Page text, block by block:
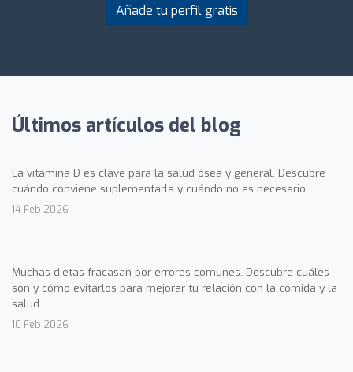
Añade tu perfil gratis
Últimos artículos del blog
La vitamina D es clave para la salud ósea y general. Descubre
cuándo conviene suplementarla y cuándo no es necesario.
14 Feb 2026
Muchas dietas fracasan por errores comunes. Descubre cuáles
son y cómo evitarlos para mejorar tu relación con la comida y la
salud.
10 Feb 2026